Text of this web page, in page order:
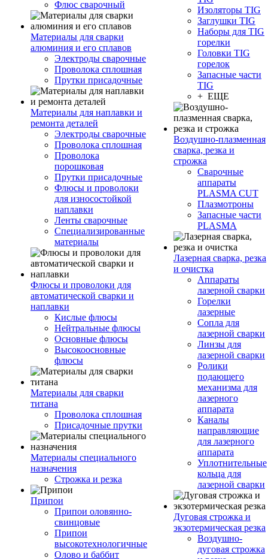
Флюс сварочный
Материалы для сварки
алюминия и его сплавов
Электроды сварочные
Проволока сплошная
Прутки присадочные
Материалы для наплавки и
ремонта деталей
Электроды сварочные
Проволока сплошная
Проволока
порошковая
Прутки присадочные
Флюсы и проволоки
для износостойкой
наплавки
Ленты сварочные
Специализированные
материалы
Флюсы и проволоки для
автоматической сварки и
наплавки
Кислые флюсы
Нейтральные флюсы
Основные флюсы
Высокоосновные
флюсы
Материалы для сварки
титана
Проволока сплошная
Присадочные прутки
Материалы специального
назначения
Строжка и резка
Припои
Припои оловянно-
свинцовые
Припои
высокотехнологичные
Олово и баббит
Изоляторы TIG
Заглушки TIG
Наборы для TIG
горелки
Головки TIG
горелок
Запасные части
TIG
+ ЕЩЕ
Воздушно-плазменная
сварка, резка и
строжка
Сварочные
аппараты
PLASMA CUT
Плазмотроны
Запасные части
PLASMA
Лазерная сварка, резка
и очистка
Аппараты
лазерной сварки
Горелки
лазерные
Сопла для
лазерной сварки
Линзы для
лазерной сварки
Ролики
подающего
механизма для
лазерного
аппарата
Каналы
направляющие
для лазерного
аппарата
Уплотнительные
кольца для
лазерной сварки
Дуговая строжка и
экзотермическая резка
Воздушно-
дуговая строжка